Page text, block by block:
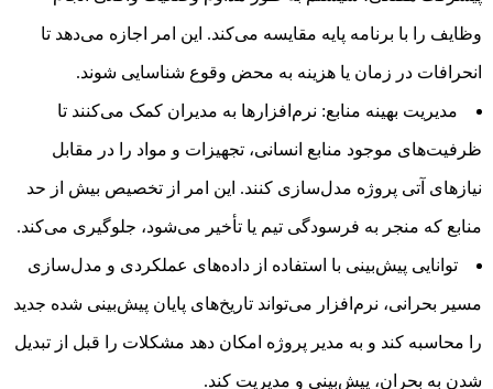
وظایف را با برنامه پایه مقایسه می‌کند. این امر اجازه می‌دهد تا
انحرافات در زمان یا هزینه به محض وقوع شناسایی شوند.
مدیریت بهینه منابع: نرم‌افزارها به مدیران کمک می‌کنند تا
ظرفیت‌های موجود منابع انسانی، تجهیزات و مواد را در مقابل
نیازهای آتی پروژه مدل‌سازی کنند. این امر از تخصیص بیش از حد
منابع که منجر به فرسودگی تیم یا تأخیر می‌شود، جلوگیری می‌کند.
توانایی پیش‌بینی با استفاده از داده‌های عملکردی و مدل‌سازی
مسیر بحرانی، نرم‌افزار می‌تواند تاریخ‌های پایان پیش‌بینی شده جدید
را محاسبه کند و به مدیر پروژه امکان دهد مشکلات را قبل از تبدیل
شدن به بحران، پیش‌بینی و مدیریت کند.